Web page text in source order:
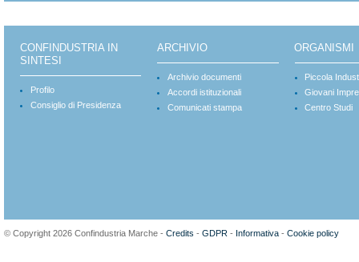
CONFINDUSTRIA IN
SINTESI
Profilo
Consiglio di Presidenza
ARCHIVIO
Archivio documenti
Accordi istituzionali
Comunicati stampa
ORGANISMI
Piccola
Giovani
Centro Studi
© Copyright 2026 Confindustria Marche - Credits - GDPR - Informativa - Cookie policy